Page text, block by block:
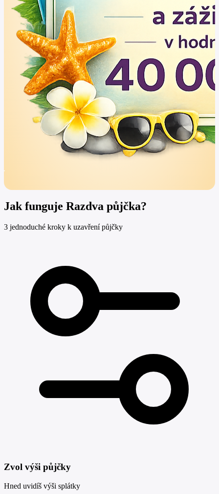
Jak funguje Razdva půjčka?
3 jednoduché kroky k uzavření půjčky
Zvol výši půjčky
Hned uvidíš výši splátky